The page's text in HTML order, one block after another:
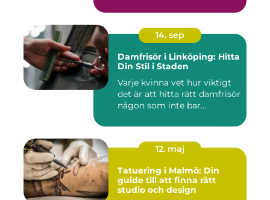
14. sep
Damfrisör i Linköping: Hitta
Din Stil i Staden
Varje kvinna vet hur viktigt
det är att hitta rätt damfrisör
någon som inte bar...
12. maj
Tatuering i Malmö: Din
guide till att finna rätt
studio och design